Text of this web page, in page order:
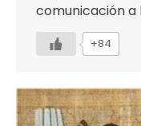
comunicación a
+84